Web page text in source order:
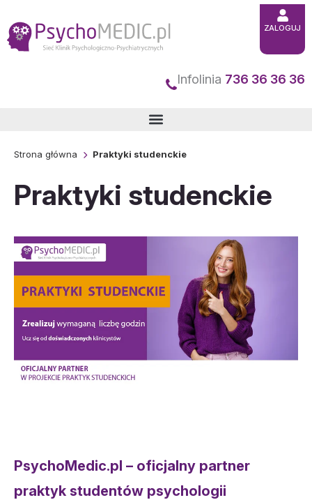
do
treści
Infolinia 736 36 36 36
ZALOGUJ
Strona główna Praktyki studenckie
Praktyki studenckie
PsychoMedic.pl – oficjalny partner
praktyk studentów psychologii